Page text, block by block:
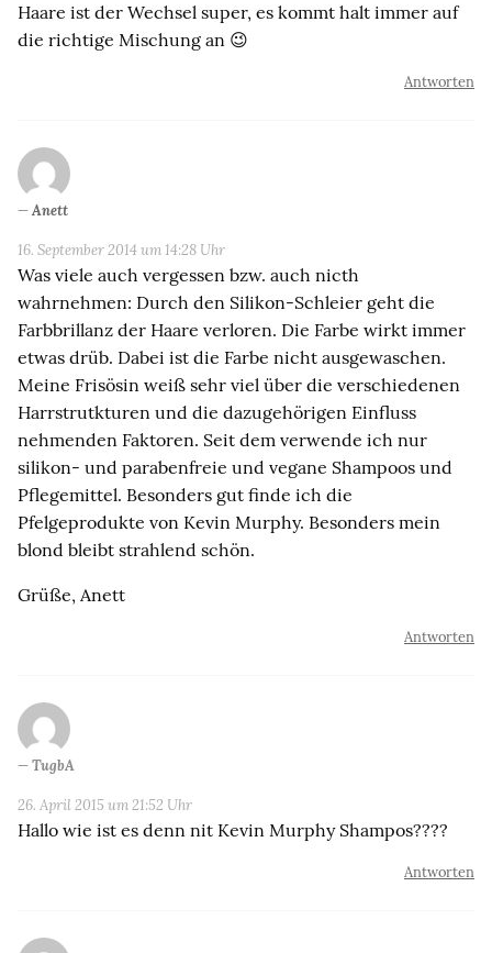
Haare ist der Wechsel super, es kommt halt immer auf
die richtige Mischung an 😉
Antworten
Anett
16. September 2014 um 14:28 Uhr
Was viele auch vergessen bzw. auch nicth
wahrnehmen: Durch den Silikon-Schleier geht die
Farbbrillanz der Haare verloren. Die Farbe wirkt immer
etwas drüb. Dabei ist die Farbe nicht ausgewaschen.
Meine Frisösin weiß sehr viel über die verschiedenen
Harrstrutkturen und die dazugehörigen Einfluss
nehmenden Faktoren. Seit dem verwende ich nur
silikon- und parabenfreie und vegane Shampoos und
Pflegemittel. Besonders gut finde ich die
Pfelgeprodukte von Kevin Murphy. Besonders mein
blond bleibt strahlend schön.
Grüße, Anett
Antworten
TugbA
26. April 2015 um 21:52 Uhr
Hallo wie ist es denn nit Kevin Murphy Shampos????
Antworten